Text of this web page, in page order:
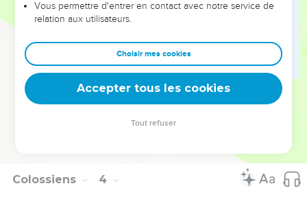
désireux de plaire aux hommes, mais avec sincérité de cœur,
dans la crainte de Dieu.
Tout ce que vous faites, faites-le de tout votre cœur,
comme pour le Seigneur et non pour des hommes,
sachant que vous recevrez du Seigneur un héritage pour
récompense. [En effet, ] le Seigneur que vous servez, c’est
Colossiens 4
Vous permettre d'entrer en contact avec notre service de
relation aux utilisateurs.
Choisir mes cookies
Accepter tous les cookies
Tout refuser